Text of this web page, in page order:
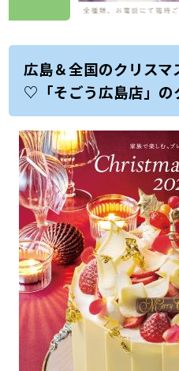
広島＆全国のクリスマ
♡「そごう広島店」の